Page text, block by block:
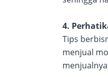
4.
Tips
menjual